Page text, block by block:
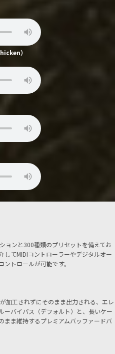
）
ョンと300種類のプリセットを備えてお
してMIDIコントローラーやデジタルオー
トロールが可能です。
加工されずにそのまま出力される、エレ
ーバイパス（デフォルト）と、長いケー
まま維持するプレミアムバッファードバ